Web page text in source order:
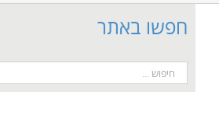
חפשו באתר
חיפוש...